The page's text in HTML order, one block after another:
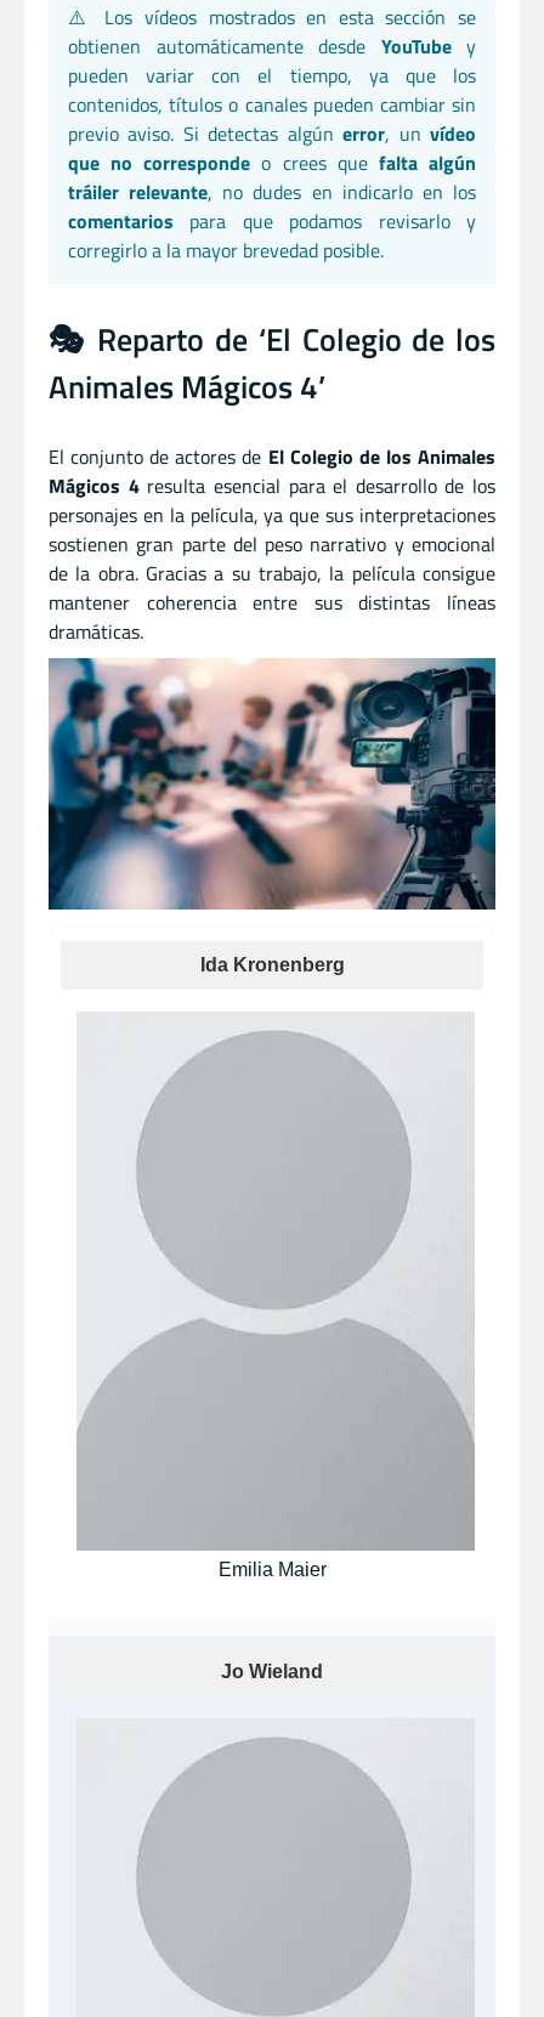
⚠️ Los vídeos mostrados en esta sección se
obtienen automáticamente desde YouTubey
pueden variar con el tiempo, ya que los
contenidos, títulos o canales pueden cambiar sin
previo aviso. Si detectas algúnerror, unvídeo
que no corresponde o crees que falta algún
tráiler relevante, no dudes en indicarlo en los
comentarios para que podamos revisarlo y
corregirlo a la mayor brevedad posible.
🎭 Reparto de ‘El Colegio de los
Animales Mágicos 4’
El conjunto de actores de El Colegio de los Animales
Mágicos 4resulta esencial para el desarrollo de los
personajes en la película, ya que sus interpretaciones
sostienen gran parte del peso narrativo y emocional
de la obra. Gracias a su trabajo, la película consigue
mantener coherencia entre sus distintas líneas
dramáticas.
Ida Kronenberg
Emilia Maier
Jo Wieland